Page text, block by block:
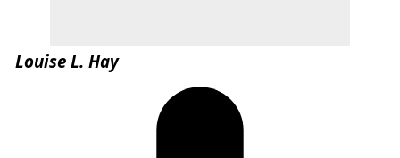
Louise L. Hay